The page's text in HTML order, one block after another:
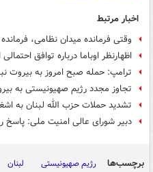
اخبار مرتبط
وقتی فرمانده میدان نظامی،
اظهارنظر اوباما درباره توافق احتمالی
ترامپ: حمله صبح امروز به بیروت
تجاوز مجدد رژیم صهیونیستی به
تشدید حملات حزب الله لبنان به
دبیر شورای عالی امنیت ملی: ‏پاسخ
برچسب‌ها رژیم صهیونیستی لبنان